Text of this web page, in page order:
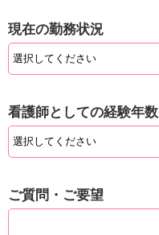
現在の勤務状況
看護師としての経験年数
ご質問・ご要望